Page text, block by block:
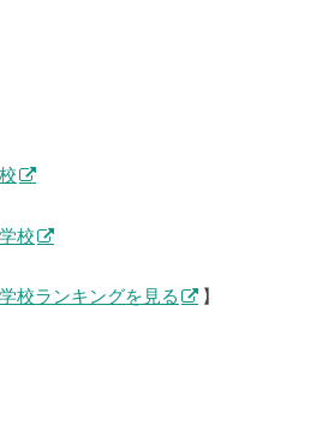
校
校ランキングを見る 】